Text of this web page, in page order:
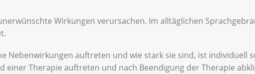
Wirkungen verursachen. Im alltäglichen
Nebenwirkungen auftreten und wie stark sie sind, ist individuell
einer Therapie auftreten und nach Beendigung der Therapie